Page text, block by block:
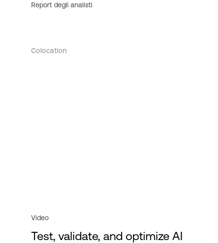
Report degli analisti
Colocation
Video
Test, validate, and optimize AI